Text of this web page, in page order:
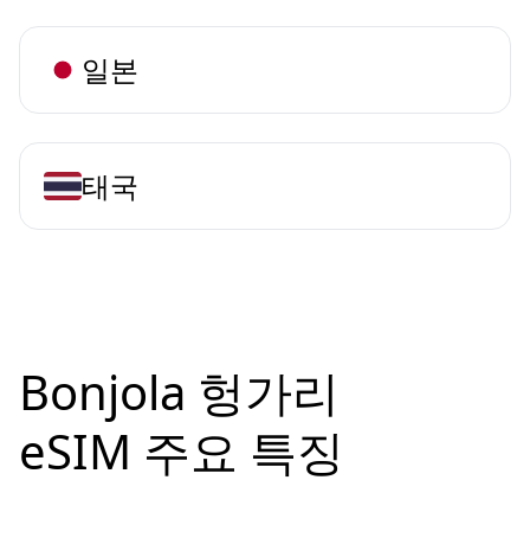
일본
태국
Bonjola 헝가리
eSIM 주요 특징